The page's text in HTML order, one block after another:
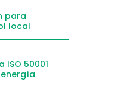
para
local
ISO 50001